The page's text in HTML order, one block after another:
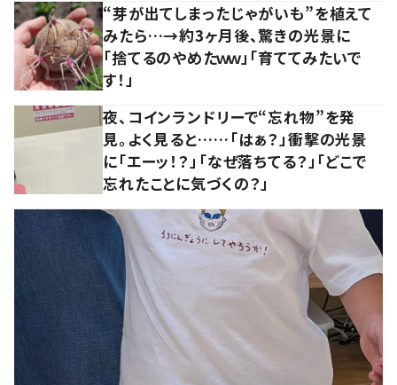
“芽が出てしまったじゃがいも”を植えて
みたら…→約3ヶ月後、驚きの光景に
「捨てるのやめたｗｗ」「育ててみたいで
す！」
夜、コインランドリーで“忘れ物”を発
見。よく見ると……「はぁ？」衝撃の光景
に「エーッ！？」「なぜ落ちてる？」「どこで
忘れたことに気づくの？」